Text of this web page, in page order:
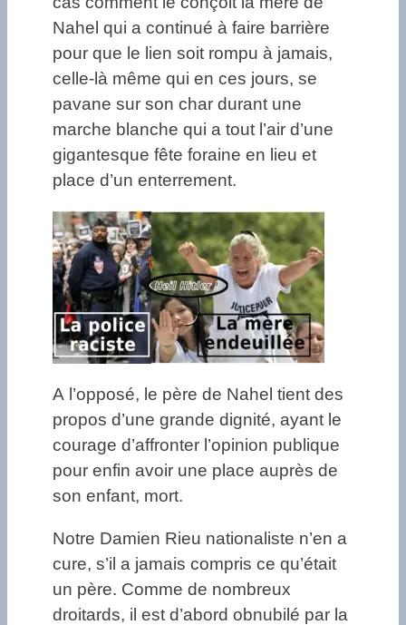
Nahel qui a continué à faire barrière
pour que le lien soit rompu à jamais,
celle-là même qui en ces jours, se
pavane sur son char durant une
marche blanche qui a tout l’air d’une
gigantesque fête foraine en lieu et
place d’un enterrement.
A l’opposé, le père de Nahel tient des
propos d’une grande dignité, ayant le
courage d’affronter l’opinion publique
pour enfin avoir une place auprès de
son enfant, mort.
Notre Damien Rieu nationaliste n’en a
cure, s’il a jamais compris ce qu’était
un père. Comme de nombreux
droitards, il est d’abord obnubilé par la